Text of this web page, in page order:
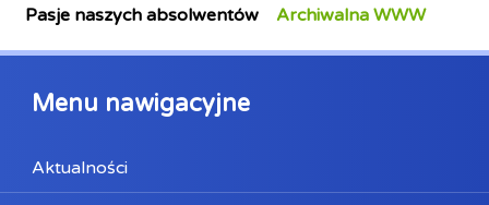
Pasje naszych absolwentów
Archiwalna WWW
Menu nawigacyjne
Aktualności